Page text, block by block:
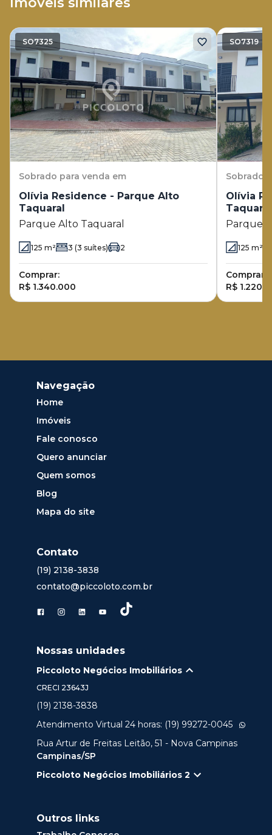
SO7325
Sobrado para venda em
Olívia Residence - Parque Alto
Taquaral
Parque Alto Taquaral
125 m² 3 (3 suítes) 2
Comprar:
R$ 1.340.000
SO7319
Sobrado
Olívia
Taquaral
Parque
125 m²
Comprar:
R$
Navegação
Home
Imóveis
Fale conosco
Quero anunciar
Quem somos
Blog
Mapa do site
Contato
(19) 2138-3838
contato@piccoloto.com.br
Nossas unidades
Piccoloto Negócios Imobiliários
CRECI 23643J
(19) 2138-3838
Atendimento Virtual 24 horas: (19) 99272-0045
Rua Artur de Freitas Leitão, 51 - Nova Campinas
Campinas/SP
Piccoloto Negócios Imobiliários 2
Outros links